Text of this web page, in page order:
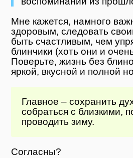
Мне кажется, намного
здоровым, следовать
быть счастливым, чем
блинчики (хоть они и
Поверьте, жизнь без
яркой, вкусной и полной
Главное – сохранить
собраться с близкими,
проводить зиму.
Согласны?